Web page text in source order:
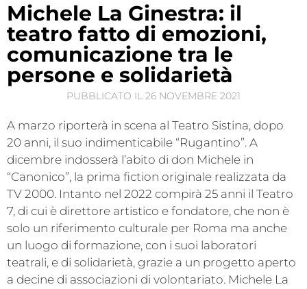
Michele La Ginestra: il
teatro fatto di emozioni,
comunicazione tra le
persone e solidarietà
PUBBLICATO IL 26 NOVEMBRE 2021
A marzo riporterà in scena al Teatro Sistina, dopo
20 anni, il suo indimenticabile “Rugantino”. A
dicembre indosserà l’abito di don Michele in
“Canonico”, la prima fiction originale realizzata da
TV 2000. Intanto nel 2022 compirà 25 anni il Teatro
7, di cui è direttore artistico e fondatore, che non è
solo un riferimento culturale per Roma ma anche
un luogo di formazione, con i suoi laboratori
teatrali, e di solidarietà, grazie a un progetto aperto
a decine di associazioni di volontariato. Michele La